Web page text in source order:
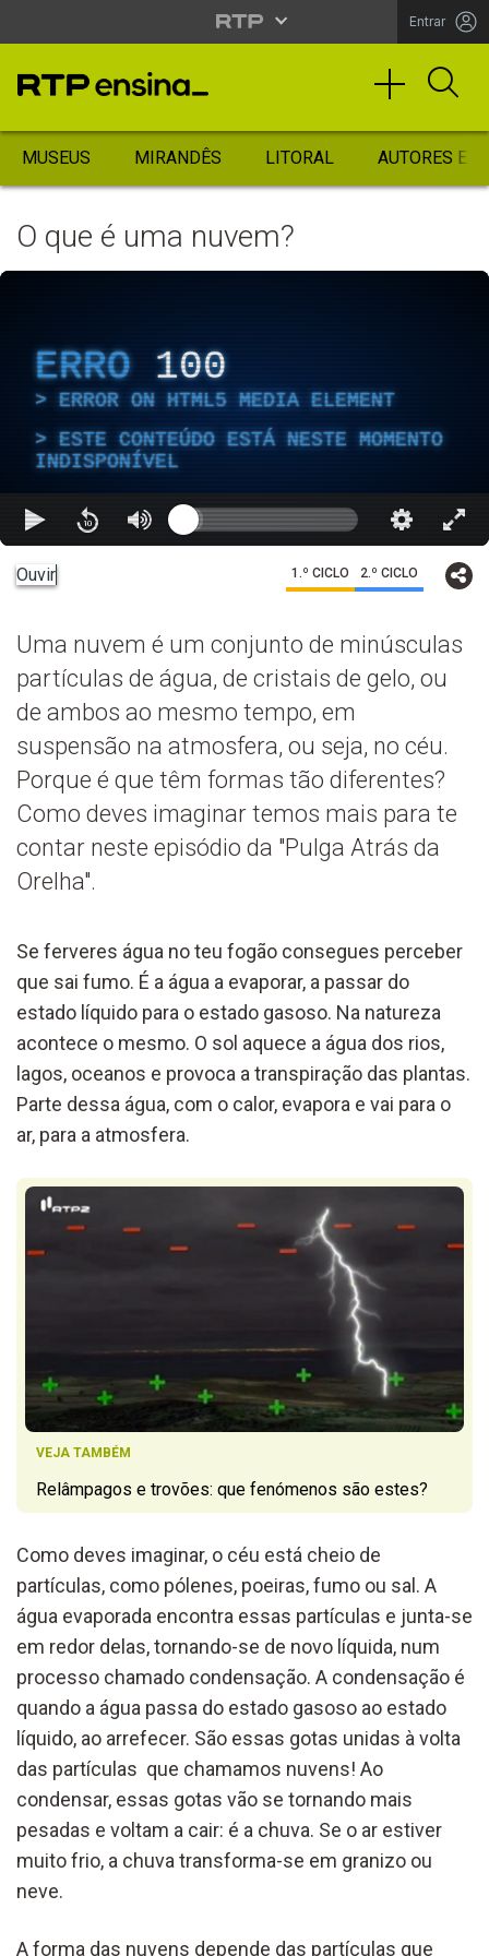
Entrar
MUSEUS MIRANDÊS LITORAL AUTORES
O que é uma nuvem?
ERRO 100
ERROR ON HTML5 MEDIA ELEMENT
ESTE CONTEÚDO ESTÁ NESTE MOMENTO
INDISPONÍVEL
Ouvir 1.º CICLO 2.º CICLO
Uma nuvem é um conjunto de minúsculas
partículas de água, de cristais de gelo, ou
de ambos ao mesmo tempo, em
suspensão na atmosfera, ou seja, no céu.
Porque é que têm formas tão diferentes?
Como deves imaginar temos mais para te
contar neste episódio da "Pulga Atrás da
Orelha".
Se ferveres água no teu fogão consegues perceber
que sai fumo. É a água a evaporar, a passar do
estado líquido para o estado gasoso. Na natureza
acontece o mesmo. O sol aquece a água dos rios,
lagos, oceanos e provoca a transpiração das plantas.
Parte dessa água, com o calor, evapora e vai para o
ar, para a atmosfera.
VEJA TAMBÉM
Relâmpagos e trovões: que fenómenos são estes?
Como deves imaginar, o céu está cheio de
partículas, como pólenes, poeiras, fumo ou sal. A
água evaporada encontra essas partículas e junta-se
em redor delas, tornando-se de novo líquida, num
processo chamado condensação. A condensação é
quando a água passa do estado gasoso ao estado
líquido, ao arrefecer. São essas gotas unidas à volta
das partículas que chamamos nuvens! Ao
condensar, essas gotas vão se tornando mais
pesadas e voltam a cair: é a chuva. Se o ar estiver
muito frio, a chuva transforma-se em granizo ou
neve.
A forma das nuvens depende das partículas que